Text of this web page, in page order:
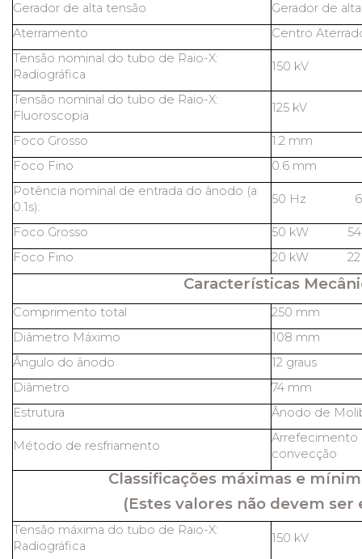
Gerador de alta tensão
Gerador de
Aterramento
Centro
Tensão nominal do tubo de Raio-X:
Radiográfica
150 kV
Tensão nominal do tubo de Raio-X:
Fluoroscopia
125 kV
Foco Grosso
1.2 mm
Foco Fino
0.6 mm
Potência nominal de entrada do ânodo (a
0.1s):
50 Hz 60
Foco Grosso
50 kW 54
Foco Fino
20 kW 22
Características
Comprimento total
250 mm
Diâmetro Máximo
108 mm
Ângulo do ânodo
12 graus
Diâmetro
74 mm
Estrutura
Ânodo de
Método de resfriamento
Arrefecimento
convecção
Classificações máximas e
(Estes valores não devem ser
Tensão máxima do tubo de Raio-X:
Radiográfica
150 kV